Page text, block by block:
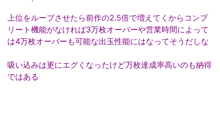
上位をループさせたら前作の2.5倍で増えてくからコンプ
リート機能がなければ3万枚オーバーや営業時間によって
は4万枚オーバーも可能な出玉性能にはなってそうだしな
吸い込みは更にエグくなったけど万枚達成率高いのも納得
ではある